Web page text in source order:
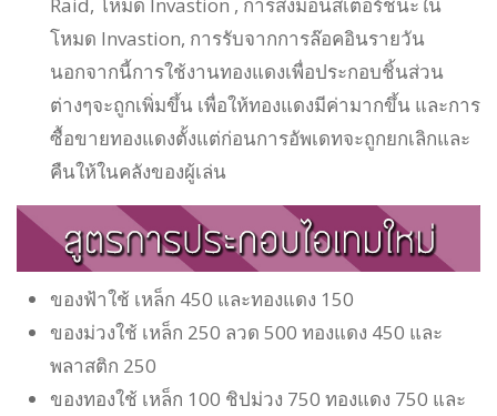
โหมด Invastion, การรับจากการล๊อคอินรายวัน
นอกจากนี้การใช้งานทองแดงเพื่อประกอบชิ้นส่วน
ต่างๆจะถูกเพิ่มขึ้น เพื่อให้ทองแดงมีค่ามากขึ้น และการ
ซื้อขายทองแดงตั้งแต่ก่อนการอัพเดทจะถูกยกเลิกและ
คืนให้ในคลังของผู้เล่น
ของฟ้าใช้ เหล็ก 450 และทองแดง 150
ของม่วงใช้ เหล็ก 250 ลวด 500 ทองแดง 450 และ
พลาสติก 250
ของทองใช้ เหล็ก 100 ชิปม่วง 750 ทองแดง 750 และ